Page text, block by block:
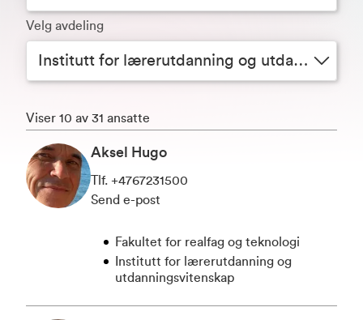
Velg avdeling
Institutt for lærerutdanning og utdanningsvitenskap
Viser 10 av 31 ansatte
Aksel Hugo
Tlf. +4767231500
Send e-post
Fakultet for realfag og teknologi
Institutt for lærerutdanning og
utdanningsvitenskap